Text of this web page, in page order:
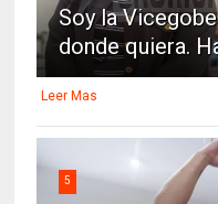
Soy la
donde quiera.
Leer Mas
5